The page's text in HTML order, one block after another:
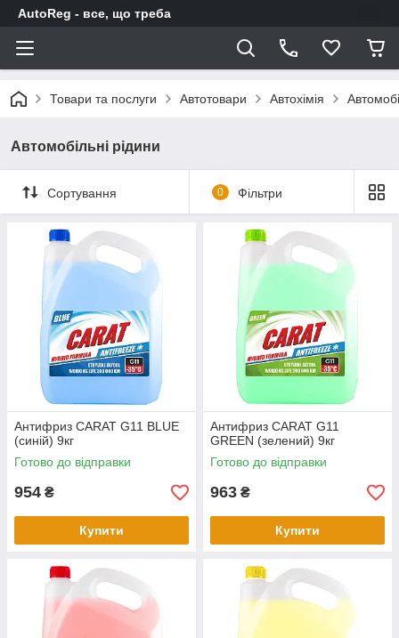
AutoReg - все, що треба
Товари та послуги Автотовари Автохімія
Автомобільні рідини
Сортування 0 Фільтри
Антифриз CARAT G11 BLUE
(синій) 9кг
Готово до відправки
954 ₴
Купити
Антифриз CARAT G11
GREEN (зелений) 9кг
Готово до відправки
963 ₴
Купити